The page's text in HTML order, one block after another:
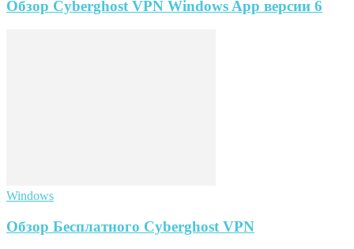
Обзор Cyberghost VPN Windows App версии 6
Windows
Обзор Бесплатного Cyberghost VPN